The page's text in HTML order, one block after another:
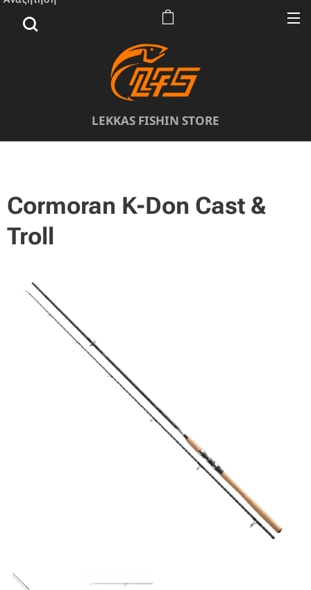
LEKKAS FISHIN STORE
Cormoran K-Don Cast &
Troll